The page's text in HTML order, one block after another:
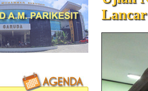
Lancar